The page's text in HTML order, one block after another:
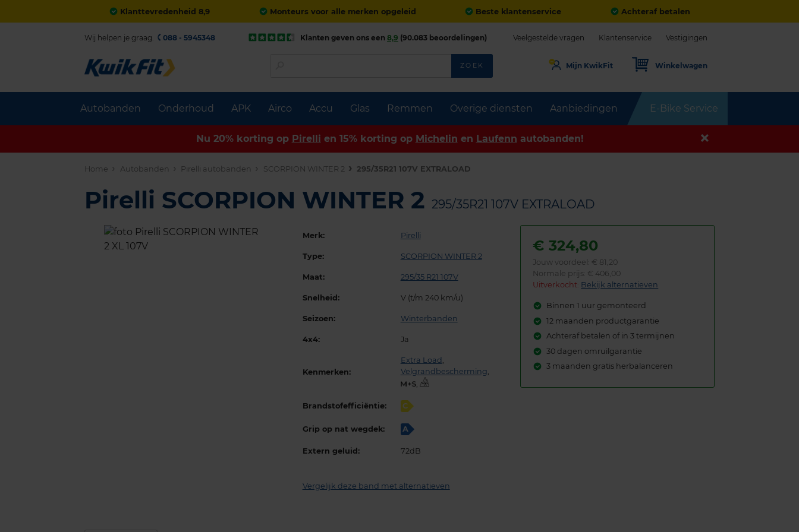
Klanttevredenheid 8,9 Monteurs voor alle merken opgeleid Beste klantenservice Achteraf betalen
Autobanden Onderhoud APK Airco Accu Glas Remmen Overige diensten Aanbiedingen E-Bike Service
Wij helpen je graag. 088 - 5945348 Klanten geven ons een 8,9 (90.083 beoordelingen) Veelgestelde vragen Klantenservice Vestigingen
ZOEK Mijn KwikFit Winkelwagen
Nu 20% korting op Pirelli en 15% korting op Michelin en Laufenn autobanden!
Home Autobanden Pirelli autobanden SCORPION WINTER 2 295/35R21 107V EXTRALOAD
Pirelli SCORPION WINTER 2 295/35R21 107V EXTRALOAD
Merk: Pirelli
Type: SCORPION WINTER 2
Maat: 295/35 R21 107V
Snelheid: V (t/m 240 km/u)
Seizoen: Winterbanden
4x4: Ja
Kenmerken:
Extra Load ,
Velgrandbescherming,
,
Brandstofefficiëntie: C
Grip op nat wegdek: A
Extern geluid: 72dB
Vergelijk deze band met alternatieven
€324,80
Jouw voordeel: € 81,20
Normale prijs: € 406,00
Uitverkocht: Bekijk alternatieven
Binnen 1 uur gemonteerd
12 maanden productgarantie
Achteraf betalen of in 3 termijnen
30 dagen omruilgarantie
3 maanden gratis herbalanceren